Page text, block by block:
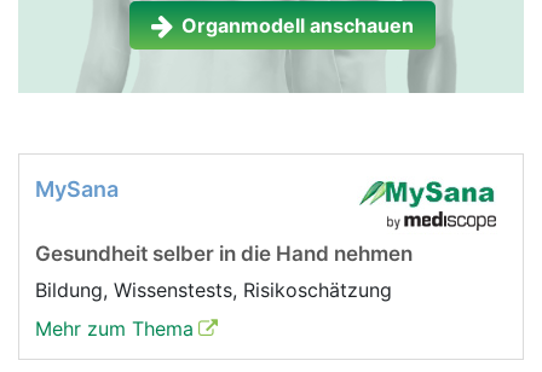
Organmodell anschauen
MySana
Gesundheit selber in die Hand nehmen
Bildung, Wissenstests, Risikoschätzung
Mehr zum Thema